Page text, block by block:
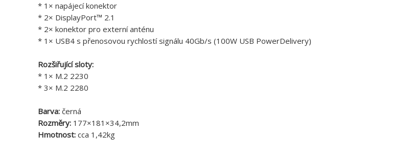
* 1× napájecí konektor
* 2× DisplayPort™ 2.1
* 2× konektor pro externí anténu
* 1× USB4 s přenosovou rychlostí signálu 40Gb/s (100W USB PowerDelivery)
Rozšiřující sloty:
* 1× M.2 2230
* 3× M.2 2280
Barva: černá
Rozměry: 177×181×34,2mm
Hmotnost: cca 1,42kg